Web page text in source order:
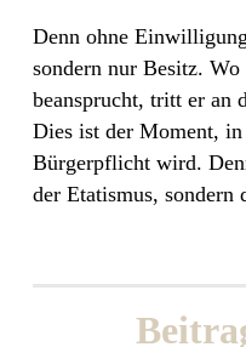
Denn ohne
sondern nur Besitz.
beansprucht, tritt er an
Dies ist der Moment,
Bürgerpflicht wird.
der Etatismus, sondern